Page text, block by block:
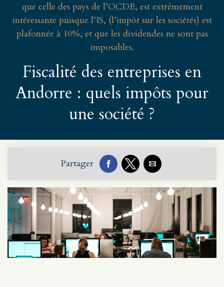
que celle des pays de l’OCDE, est extrêmement
intéressante puisque l’IS, (l’impôt sur les sociétés) est
plafonnée à 10%, et que les dividendes ne sont pas
imposables.
Fiscalité des entreprises en
Andorre : quels impôts pour
une société ?
Partager